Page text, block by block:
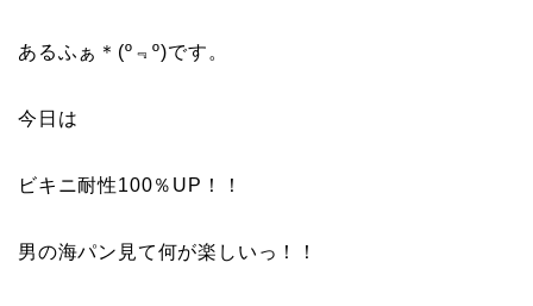
あるふぁ＊(º﹃º)です。
今日は
ビキニ耐性100％UP！！
男の海パン見て何が楽しいっ！！